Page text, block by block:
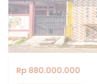
Rp 880.000.000